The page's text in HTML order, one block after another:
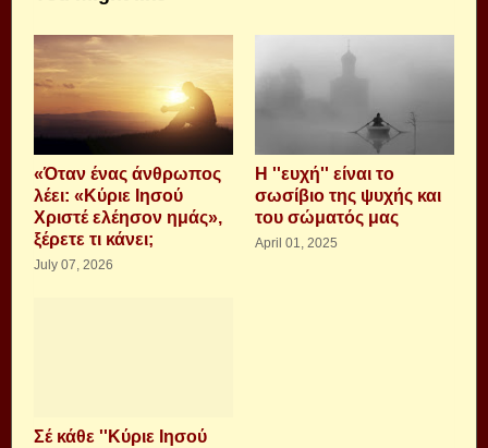
«Όταν ένας άνθρωπος
λέει: «Κύριε Ιησού
Χριστέ ελέησον ημάς»,
ξέρετε τι κάνει;
July 07, 2026
Η ''ευχή'' είναι το
σωσίβιο της ψυχής και
του σώματός μας
April 01, 2025
Σέ κάθε ''Κύριε Ιησού